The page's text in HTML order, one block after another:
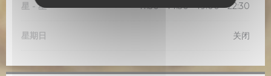
星 -星 11:30 - 14:30 19:00 - 22:30
星期日 关闭